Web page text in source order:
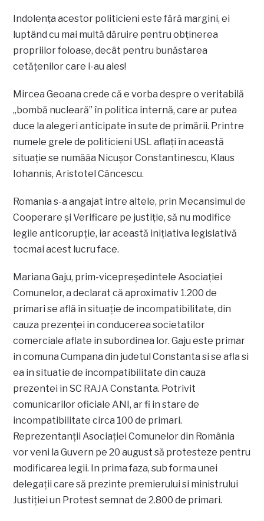
Indolenţa acestor politicieni este fără margini, ei
luptând cu mai multă dăruire pentru obţinerea
propriilor foloase, decât pentru bunăstarea
cetăţenilor care i-au ales!
Mircea Geoana crede că e vorba despre o veritabilă
„bombă nucleară” în politica internă, care ar putea
duce la alegeri anticipate în sute de primării. Printre
numele grele de politicieni USL aflaţi în această
situaţie se număăa Nicuşor Constantinescu, Klaus
Iohannis, Aristotel Căncescu.
Romania s-a angajat intre altele, prin Mecansimul de
Cooperare şi Verificare pe justiţie, să nu modifice
legile anticorupţie, iar această iniţiativa legislativă
tocmai acest lucru face.
Mariana Gaju, prim-vicepreşedintele Asociaţiei
Comunelor, a declarat că aproximativ 1.200 de
primari se află în situaţie de incompatibilitate, din
cauza prezenţei in conducerea societatilor
comerciale aflate in subordinea lor. Gaju este primar
in comuna Cumpana din judetul Constanta si se afla si
ea in situatie de incompatibilitate din cauza
prezentei in SC RAJA Constanta. Potrivit
comunicarilor oficiale ANI, ar fi in stare de
incompatibilitate circa 100 de primari.
Reprezentanţii Asociaţiei Comunelor din România
vor veni la Guvern pe 20 august să protesteze pentru
modificarea legii. In prima faza, sub forma unei
delegaţii care să prezinte premierului si ministrului
Justiţiei un Protest semnat de 2.800 de primari.